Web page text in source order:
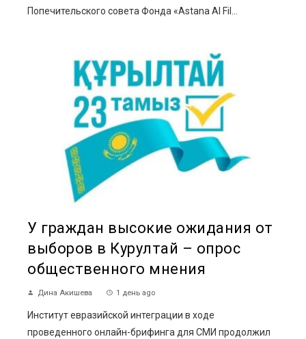
Попечительского совета Фонда «Astana AI Fil...
У граждан высокие ожидания от
выборов в Курултай – опрос
общественного мнения
Дина Акишева 1 день ago
Институт евразийской интеграции в ходе
проведенного онлайн-брифинга для СМИ продолжил